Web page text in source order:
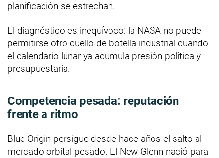
planificación se estrechan.
El diagnóstico es inequívoco: la NASA no puede
permitirse otro cuello de botella industrial cuando
el calendario lunar ya acumula presión política y
presupuestaria.
Competencia pesada: reputación
frente a ritmo
Blue Origin persigue desde hace años el salto al
mercado orbital pesado. El New Glenn nació para